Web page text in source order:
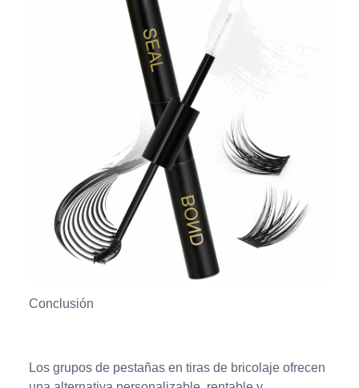
Conclusión
Los grupos de pestañas en tiras de bricolaje ofrecen